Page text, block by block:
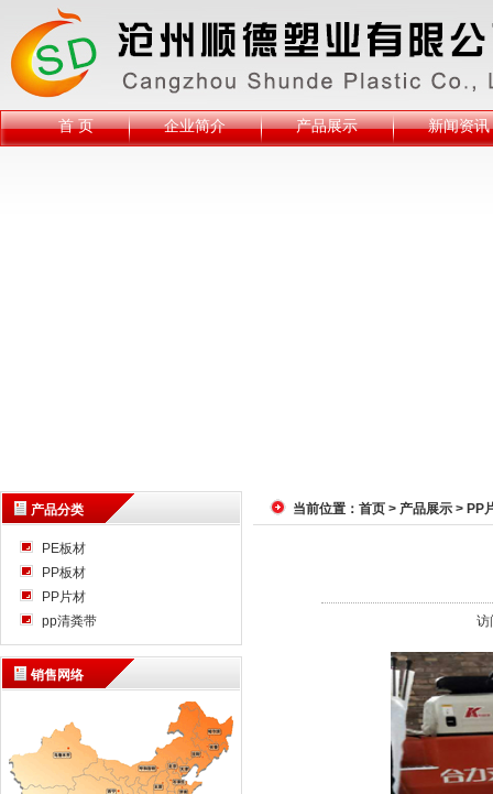
首 页 企业简介 产品展示 新闻资讯
产品分类
PE板材
PP板材
PP片材
pp清粪带
销售网络
当前位置： 首页 > 产品展示 > PP
访